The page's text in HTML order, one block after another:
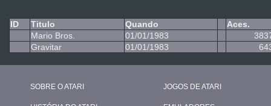
ID Titulo Quando
Aces.
Mario Bros.
01/01/1983
Gravitar
01/01/1983
SOBRE O ATARI JOGOS DE ATARI